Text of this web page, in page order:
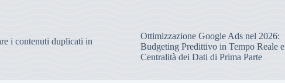
i contenuti duplicati in
Ottimizzazione Google Ads nel 2026:
Budgeting Predittivo in Tempo Reale e
Centralità dei Dati di Prima Parte